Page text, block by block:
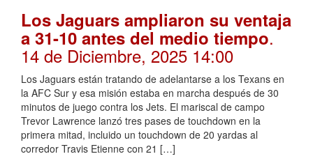
Los Jaguars ampliaron su ventaja
a 31-10 antes del medio tiempo.
14 de Diciembre, 2025 14:00
Los Jaguars están tratando de adelantarse a los Texans en
la AFC Sur y esa misión estaba en marcha después de 30
minutos de juego contra los Jets. El mariscal de campo
Trevor Lawrence lanzó tres pases de touchdown en la
primera mitad, incluido un touchdown de 20 yardas al
corredor Travis Etienne con 21 […]